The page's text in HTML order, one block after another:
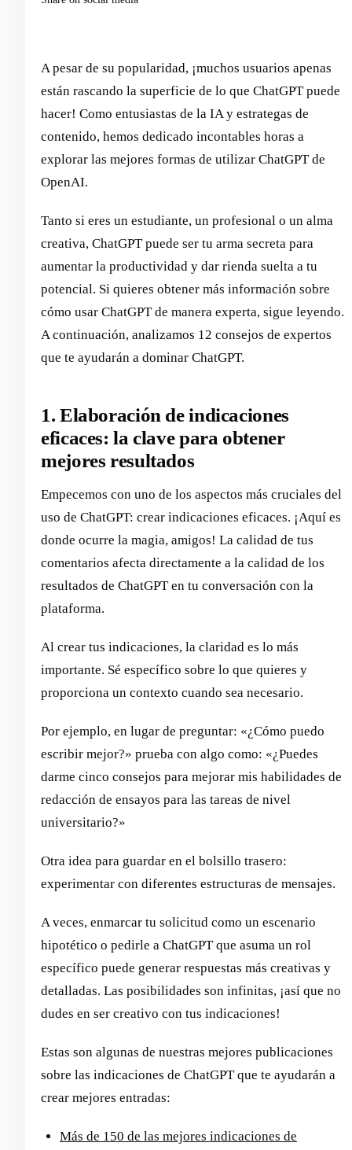
A pesar de su popularidad, ¡muchos usuarios apenas
están rascando la superficie de lo que ChatGPT puede
hacer! Como entusiastas de la IA y estrategas de
contenido, hemos dedicado incontables horas a
explorar las mejores formas de utilizar ChatGPT de
OpenAI.
Tanto si eres un estudiante, un profesional o un alma
creativa, ChatGPT puede ser tu arma secreta para
aumentar la productividad y dar rienda suelta a tu
potencial. Si quieres obtener más información sobre
cómo usar ChatGPT de manera experta, sigue leyendo.
A continuación, analizamos 12 consejos de expertos
que te ayudarán a dominar ChatGPT.
1. Elaboración de indicaciones
eficaces: la clave para obtener
mejores resultados
Empecemos con uno de los aspectos más cruciales del
uso de ChatGPT: crear indicaciones eficaces. ¡Aquí es
donde ocurre la magia, amigos! La calidad de tus
comentarios afecta directamente a la calidad de los
resultados de ChatGPT en tu conversación con la
plataforma.
Al crear tus indicaciones, la claridad es lo más
importante. Sé específico sobre lo que quieres y
proporciona un contexto cuando sea necesario.
Por ejemplo, en lugar de preguntar: «¿Cómo puedo
escribir mejor?» prueba con algo como: «¿Puedes
darme cinco consejos para mejorar mis habilidades de
redacción de ensayos para las tareas de nivel
universitario?»
Otra idea para guardar en el bolsillo trasero:
experimentar con diferentes estructuras de mensajes.
A veces, enmarcar tu solicitud como un escenario
hipotético o pedirle a ChatGPT que asuma un rol
específico puede generar respuestas más creativas y
detalladas. Las posibilidades son infinitas, ¡así que no
dudes en ser creativo con tus indicaciones!
Estas son algunas de nuestras mejores publicaciones
sobre las indicaciones de ChatGPT que te ayudarán a
crear mejores entradas:
Más de 150 de las mejores indicaciones de